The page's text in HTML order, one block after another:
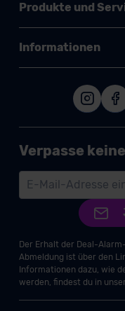
Produkte und
Informationen
Verpasse
Der Erhalt der Deal-
Abmeldung ist über den
Informationen dazu, wie
werden, findest du in